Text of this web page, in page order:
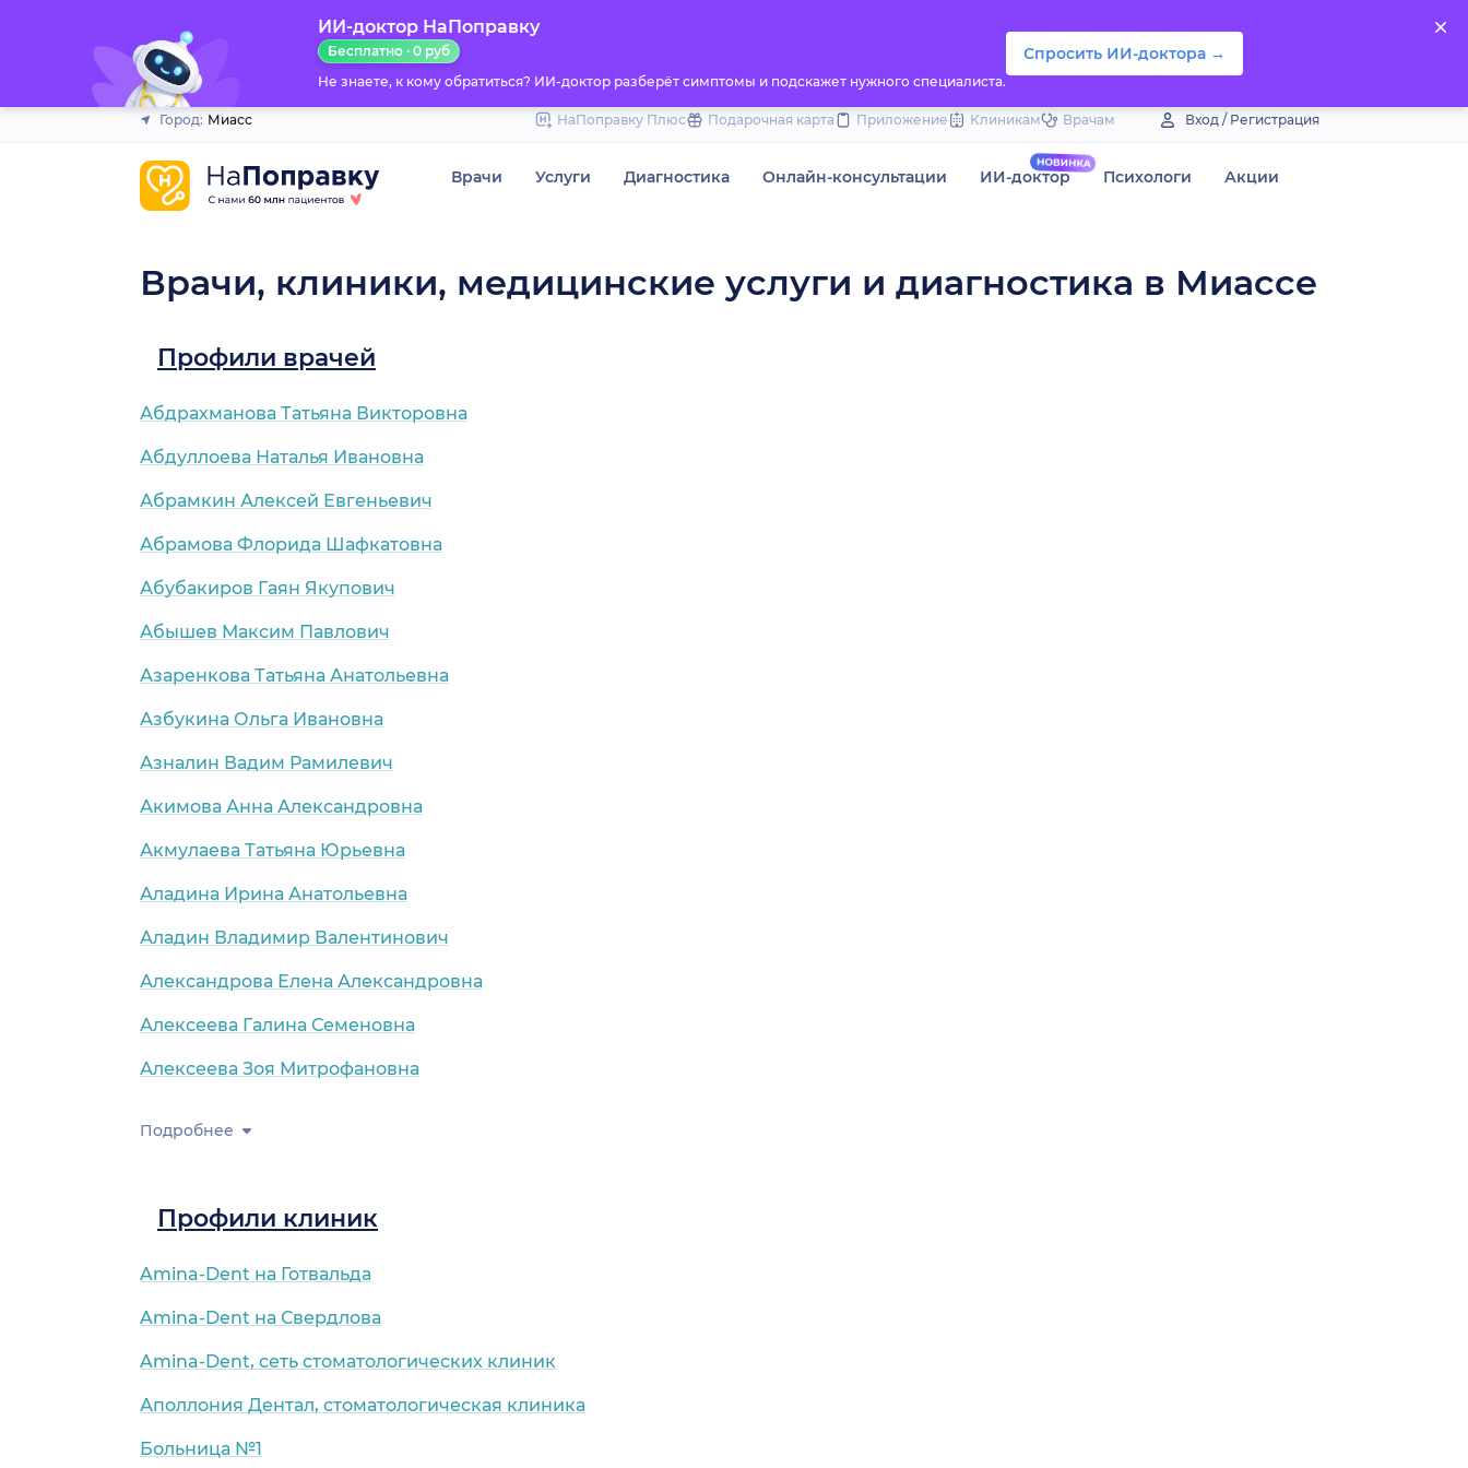
ИИ-доктор НаПоправку
Бесплатно · 0 руб
Не знаете, к кому обратиться? ИИ-доктор разберёт симптомы и подскажет нужного специалиста.
Спросить ИИ-доктора →
Город: Миасс НаПоправку Плюс Подарочная карта Приложение Клиникам Врачам Вход / Регистрация
Врачи Услуги Диагностика Онлайн-консультации ИИ-доктор Психологи Акции
Врачи, клиники, медицинские услуги и диагностика в Миассе
Профили врачей
Абдрахманова Татьяна Викторовна
Абдуллоева Наталья Ивановна
Абрамкин Алексей Евгеньевич
Абрамова Флорида Шафкатовна
Абубакиров Гаян Якупович
Абышев Максим Павлович
Азаренкова Татьяна Анатольевна
Азбукина Ольга Ивановна
Азналин Вадим Рамилевич
Акимова Анна Александровна
Акмулаева Татьяна Юрьевна
Аладина Ирина Анатольевна
Аладин Владимир Валентинович
Александрова Елена Александровна
Алексеева Галина Семеновна
Алексеева Зоя Митрофановна
Подробнее
Профили клиник
Amina-Dent на Готвальда
Amina-Dent на Свердлова
Amina-Dent, сеть стоматологических клиник
Аполлония Дентал, стоматологическая клиника
Больница №1